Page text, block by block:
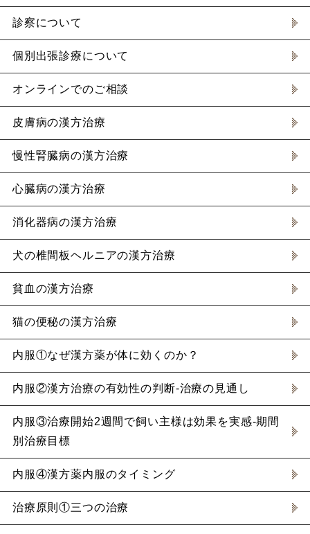
診察について
個別出張診療について
オンラインでのご相談
皮膚病の漢方治療
慢性腎臓病の漢方治療
心臓病の漢方治療
消化器病の漢方治療
犬の椎間板ヘルニアの漢方治療
貧血の漢方治療
猫の便秘の漢方治療
内服①なぜ漢方薬が体に効くのか？
内服②漢方治療の有効性の判断-治療の見通し
内服③治療開始2週間で飼い主様は効果を実感-期間
別治療目標
内服④漢方薬内服のタイミング
治療原則①三つの治療